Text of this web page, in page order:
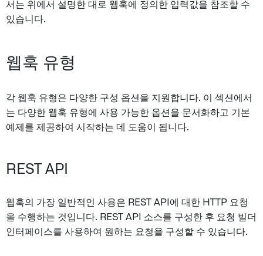
서는 위에서 설명한 대로 웹훅에 정의한 입력값을 참조할 수
있습니다.
웹훅 유형
각 웹훅 유형은 다양한 구성 옵션을 지원합니다. 이 섹션에서
는 다양한 웹훅 유형에 사용 가능한 옵션을 문서화하고 기본
예제를 제공하여 시작하는 데 도움이 됩니다.
REST API
웹훅의 가장 일반적인 사용은 REST API에 대한 HTTP 요청
을 수행하는 것입니다. REST API 소스를 구성한 후 요청 빌더
인터페이스를 사용하여 원하는 요청을 구성할 수 있습니다.